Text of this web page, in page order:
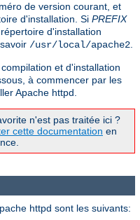
de version courant, et
d'installation. Si PREFIX
d'installation
/usr/local/apache2
et d'installation
à commencer par les
Apache httpd.
n'est pas traitée ici ?
cette documentation en
httpd sont les suivants: